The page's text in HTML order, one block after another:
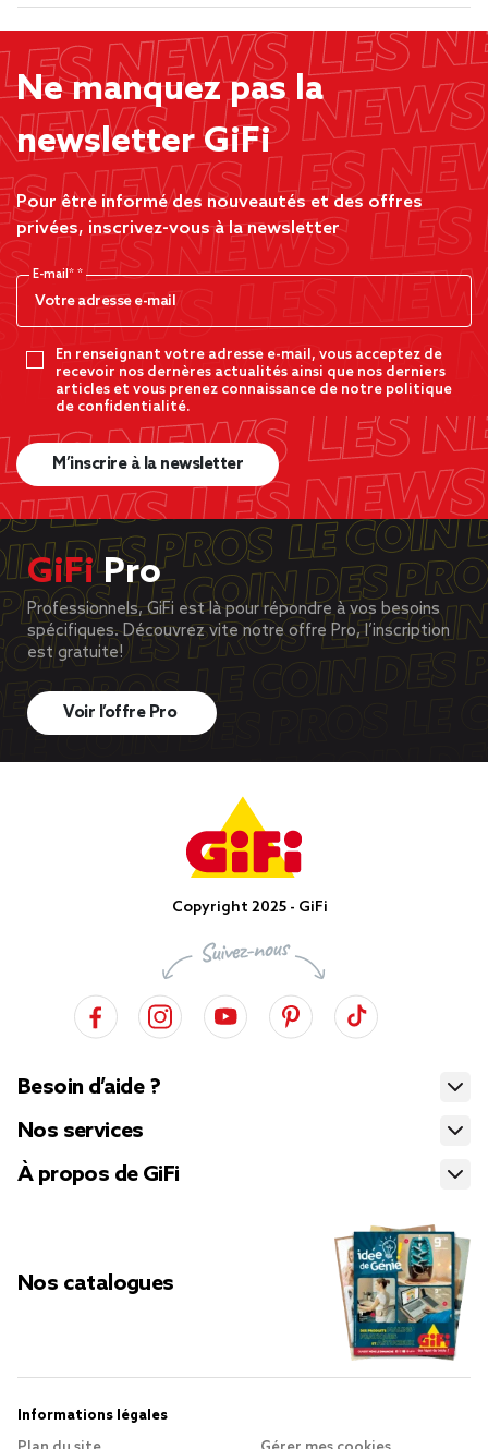
Ne manquez pas la
newsletter GiFi
Pour être informé des nouveautés et des offres
privées, inscrivez-vous à la newsletter
E-mail*
En renseignant votre adresse e-mail, vous acceptez de
recevoir nos dernères actualités ainsi que nos derniers
articles et vous prenez connaissance de notre politique
de confidentialité.
M’inscrire à la newsletter
GiFiPro
Professionnels, GiFi est là pour répondre à vos besoins
spécifiques. Découvrez vite notre offre Pro, l’inscription
est gratuite!
Voir l’offre Pro
Copyright 2025 - GiFi
Besoin d’aide ?
Nos services
À propos de GiFi
Nos catalogues
Informations légales